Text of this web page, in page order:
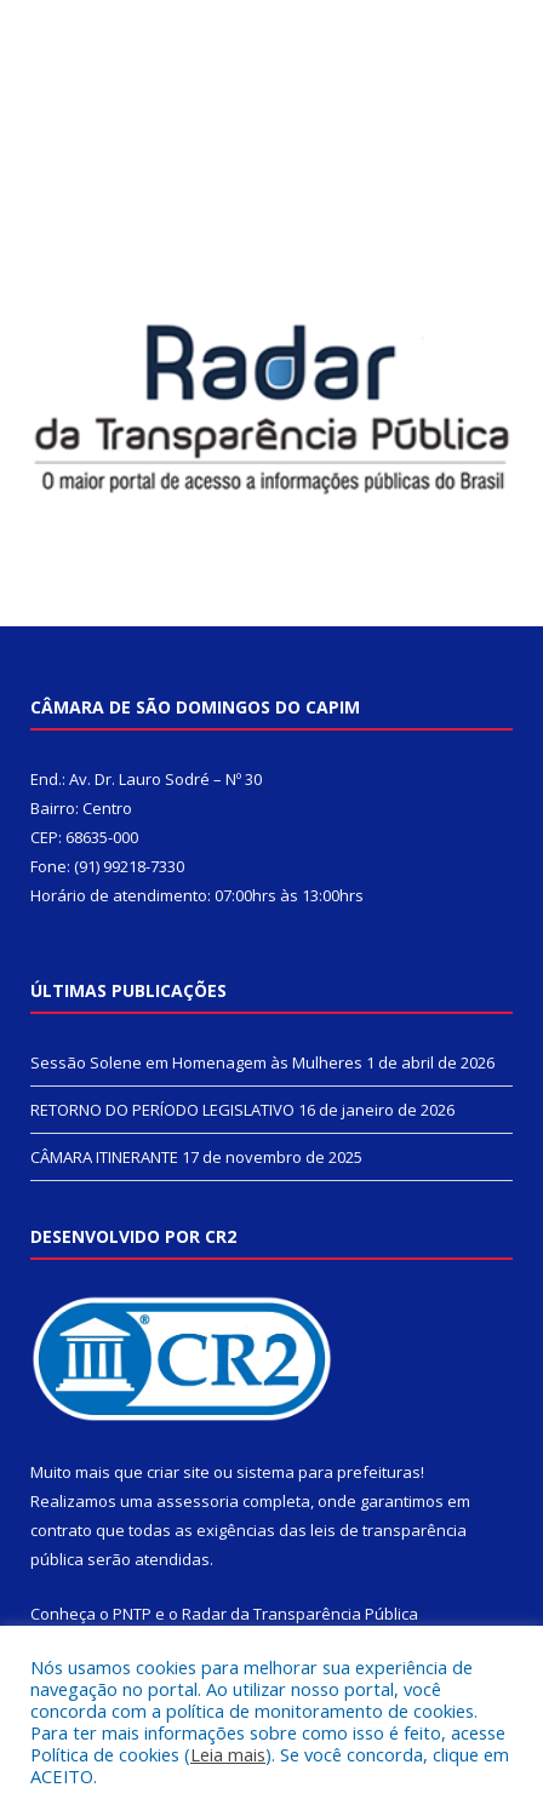
CÂMARA DE SÃO DOMINGOS DO CAPIM
End.: Av. Dr. Lauro Sodré – Nº 30
Bairro: Centro
CEP: 68635-000
Fone: (91) 99218-7330
Horário de atendimento: 07:00hrs às 13:00hrs
ÚLTIMAS PUBLICAÇÕES
Sessão Solene em Homenagem às Mulheres 1 de abril de 2026
RETORNO DO PERÍODO LEGISLATIVO 16 de janeiro de 2026
CÂMARA ITINERANTE 17 de novembro de 2025
DESENVOLVIDO POR CR2
Muito mais que criar site ou sistema para prefeituras!
Realizamos uma assessoria completa, onde garantimos em
contrato que todas as exigências das leis de transparência
pública serão atendidas.
Conheça o PNTP e o Radar da Transparência Pública
Todos os direitos reservados a Câmara Municipal de São
Domingos do Capim.
Nós usamos cookies para melhorar sua experiência de
navegação no portal. Ao utilizar nosso portal, você
concorda com a política de monitoramento de cookies.
Para ter mais informações sobre como isso é feito, acesse
Política de cookies (Leia mais). Se você concorda, clique em
ACEITO.